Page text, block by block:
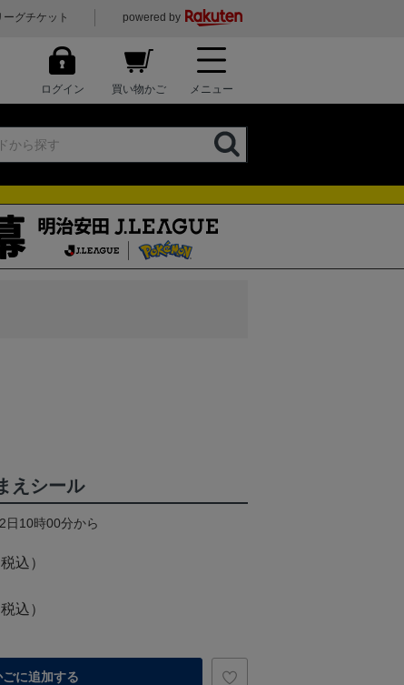
ーグチケット powered by
ログイン 買い物かご メニュー
えシール
日10時00分から
税込）
税込）
ごに追加する